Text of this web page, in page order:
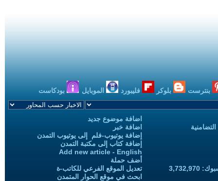
بنترست بلوكر فليبورد الموبايل بودكاست
اضافة موضوع جديد
اضافة خبر
إضافة يوتيوب-فلم إلى يوتيوب التمدن
إضافة كتاب إلى مكتبة التمدن
Add new article - English
أضف حملة
تعديل الموقع الفرعي للكاتب-ة
ابحث في موقع الحوار المتمدن